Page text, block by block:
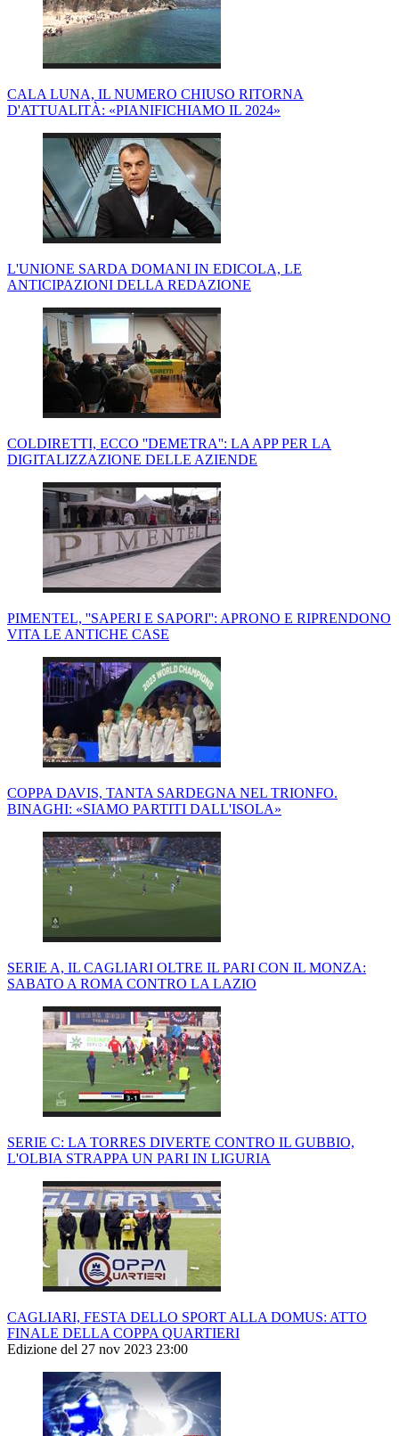
CALA LUNA, IL NUMERO CHIUSO RITORNA
D'ATTUALITÀ: «PIANIFICHIAMO IL 2024»
L'UNIONE SARDA DOMANI IN EDICOLA, LE
ANTICIPAZIONI DELLA REDAZIONE
COLDIRETTI, ECCO ''DEMETRA'': LA APP PER LA
DIGITALIZZAZIONE DELLE AZIENDE
PIMENTEL, ''SAPERI E SAPORI'': APRONO E RIPRENDONO
VITA LE ANTICHE CASE
COPPA DAVIS, TANTA SARDEGNA NEL TRIONFO.
BINAGHI: «SIAMO PARTITI DALL'ISOLA»
SERIE A, IL CAGLIARI OLTRE IL PARI CON IL MONZA:
SABATO A ROMA CONTRO LA LAZIO
SERIE C: LA TORRES DIVERTE CONTRO IL GUBBIO,
L'OLBIA STRAPPA UN PARI IN LIGURIA
CAGLIARI, FESTA DELLO SPORT ALLA DOMUS: ATTO
FINALE DELLA COPPA QUARTIERI
Edizione del 27 nov 2023 23:00